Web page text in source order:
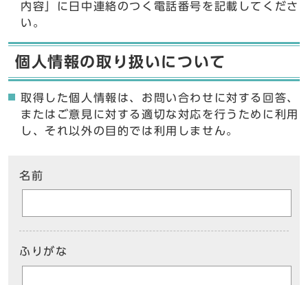
内容」に日中連絡のつく電話番号を記載してくださ
い。
個人情報の取り扱いについて
取得した個人情報は、お問い合わせに対する回答、
またはご意見に対する適切な対応を行うために利用
し、それ以外の目的では利用しません。
名前
ふりがな